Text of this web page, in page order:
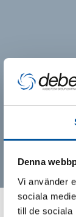
Denna
Vi använder
sociala
till de sociala